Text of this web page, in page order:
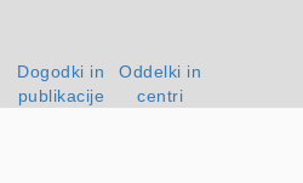
Dogodki in
publikacije
Oddelki in
centri